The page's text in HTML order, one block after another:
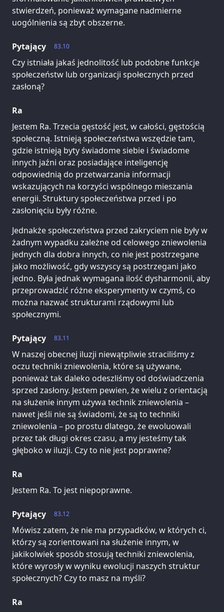
stwierdzeń, ponieważ wymagane nadmierne
uogólnienia są zbyt obszerne.
83.10
Pytający
Czy istniała jakaś jednolitość lub podobne funkcje
społeczeństw lub organizacji społecznych przed
zasłoną?
Ra
Jestem Ra. Trzecia gęstość jest, w całości, gęstością
społeczną. Istnieją społeczeństwa wszędzie tam,
gdzie istnieją byty świadome siebie i świadome
innych jaźni oraz posiadające inteligencję
odpowiednią do przetwarzania informacji
wskazujących na korzyści wspólnego mieszania
energii. Struktury społeczeństwa przed i po
zasłonięciu były różne.
Jednakże społeczeństwa przed zakryciem nie były w
żadnym wypadku zależne od celowego zniewolenia
jednych dla dobra innych, co nie jest postrzegane
jako możliwość, gdy wszyscy są postrzegani jako
jedno. Była jednak wymagana ilość dysharmonii, aby
przeprowadzić różne eksperymenty w czymś, co
można nazwać strukturami rządowymi lub
społecznymi.
83.11
Pytający
W naszej obecnej iluzji niewątpliwie straciliśmy z
oczu techniki zniewolenia, które są używane,
ponieważ tak daleko odeszliśmy od doświadczenia
sprzed zasłony. Jestem pewien, że wielu z orientacją
na służenie innym używa technik zniewolenia –
nawet jeśli nie są świadomi, że są to techniki
zniewolenia – po prostu dlatego, że ewoluowali
przez tak długi okres czasu, a my jesteśmy tak
głęboko w iluzji. Czy to nie jest poprawne?
Ra
Jestem Ra. To jest niepoprawne.
83.12
Pytający
Mówisz zatem, że nie ma przypadków, w których ci,
którzy są zorientowani na służenie innym, w
jakikolwiek sposób stosują techniki zniewolenia,
które wyrosły w wyniku ewolucji naszych struktur
społecznych? Czy to masz na myśli?
Ra